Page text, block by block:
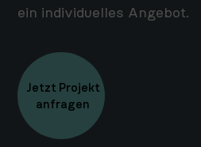
ein individuelles Angebot.
Jetzt Projekt
anfragen